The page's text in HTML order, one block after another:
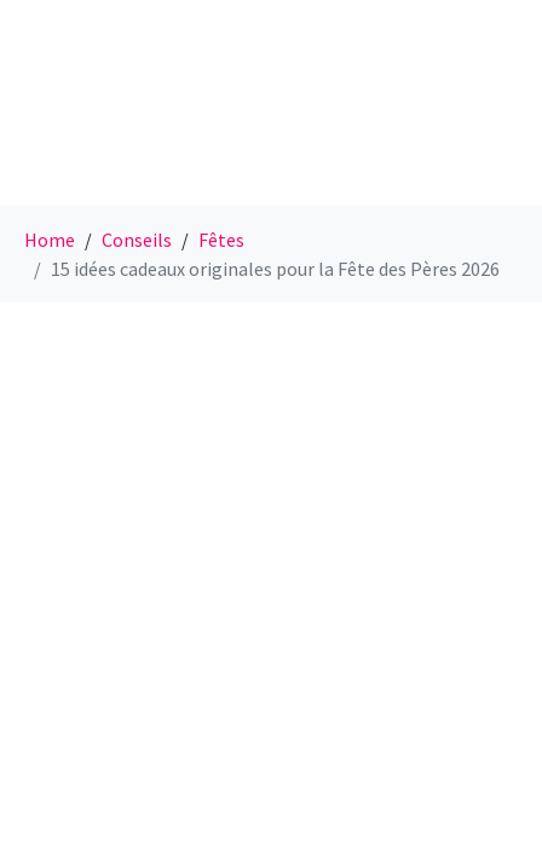
Home Conseils
Fêtes
15 idées cadeaux originales pour la Fête des Pères 2026